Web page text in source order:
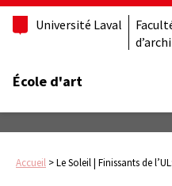
Université Laval
École d'art
Accueil >Le Soleil | Finissants de